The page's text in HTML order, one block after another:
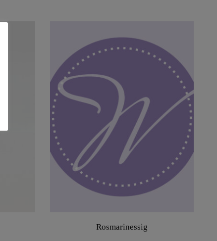
Rosmarinessig